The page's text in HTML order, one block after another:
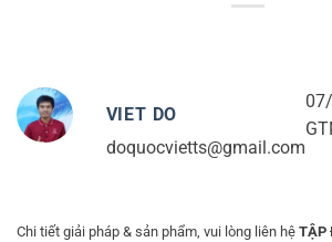
VIET DO
doquocvietts@gmail.com
Chi tiết giải pháp & sản phẩm, vui lòng liên hệ TẬP